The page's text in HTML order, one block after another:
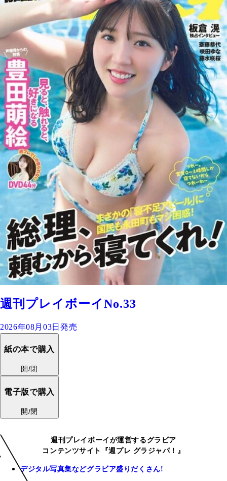
週刊プレイボーイNo.33
2026年08月03日発売
紙の本で購入
開/閉
電子版で購入
開/閉
週刊プレイボーイが運営するグラビア
コンテンツサイト『週プレ グラジャパ！』
デジタル写真集などグラビア盛りだくさん!